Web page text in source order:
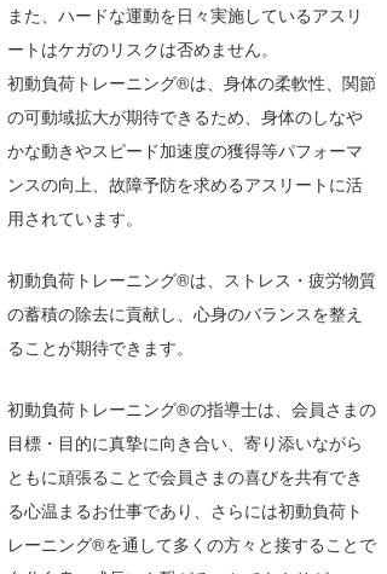
また、ハードな運動を日々実施しているアスリ
ートはケガのリスクは否めません。
初動負荷トレーニング®は、身体の柔軟性、関節
の可動域拡大が期待できるため、身体のしなや
かな動きやスピード加速度の獲得等パフォーマ
ンスの向上、故障予防を求めるアスリートに活
用されています。
初動負荷トレーニング®は、ストレス・疲労物質
の蓄積の除去に貢献し、心身のバランスを整え
ることが期待できます。
初動負荷トレーニング®の指導士は、会員さまの
目標・目的に真摯に向き合い、寄り添いながら
ともに頑張ることで会員さまの喜びを共有でき
る心温まるお仕事であり、さらには初動負荷ト
レーニング®を通して多くの方々と接することで